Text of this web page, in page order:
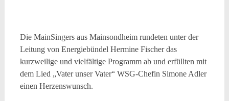
Die MainSingers aus Mainsondheim rundeten unter der
Leitung von Energiebündel Hermine Fischer das
kurzweilige und vielfältige Programm ab und erfüllten mit
dem Lied „Vater unser Vater“ WSG-Chefin Simone Adler
einen Herzenswunsch.